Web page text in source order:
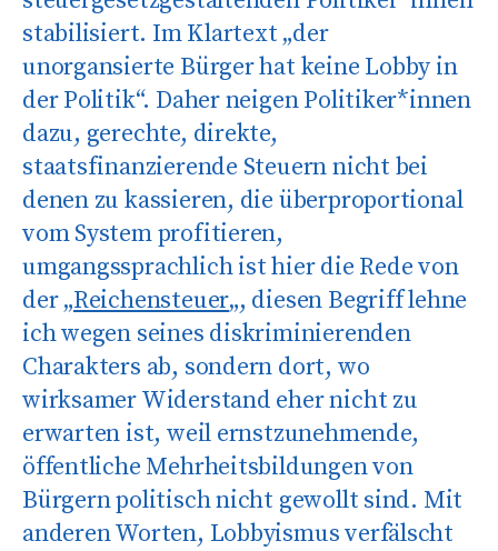
stabilisiert. Im Klartext „der
unorgansierte Bürger hat keine Lobby in
der Politik“. Daher neigen Politiker*innen
dazu, gerechte, direkte,
staatsfinanzierende Steuern nicht bei
denen zu kassieren, die überproportional
vom System profitieren,
umgangssprachlich ist hier die Rede von
der „Reichensteuer„, diesen Begriff lehne
ich wegen seines diskriminierenden
Charakters ab, sondern dort, wo
wirksamer Widerstand eher nicht zu
erwarten ist, weil ernstzunehmende,
öffentliche Mehrheitsbildungen von
Bürgern politisch nicht gewollt sind. Mit
anderen Worten, Lobbyismus verfälscht